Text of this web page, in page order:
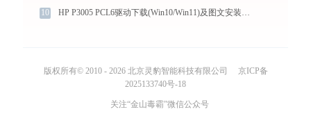
10 HP P3005 PCL6驱动下载(Win10/Win11)及图文安装教程
版权所有© 2010 - 2026 北京灵豹智能科技有限公司
京ICP备
2025133740号-18
关注“金山毒霸”微信公众号